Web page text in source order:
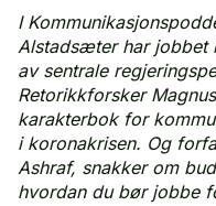
I
Alstadsæter har jobbet
av sentrale
Retorikkforsker
karakterbok for
i koronakrisen. Og
Ashraf, snakker om
hvordan du bør jobbe